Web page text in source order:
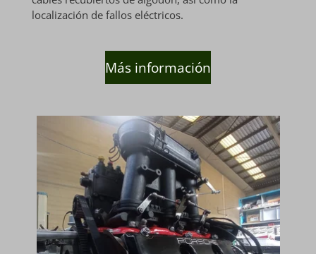
localización de fallos eléctricos.
Más información